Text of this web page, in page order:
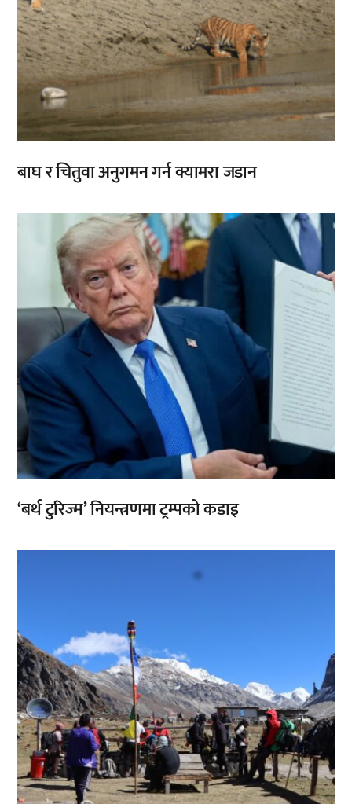
बाघ र चितुवा अनुगमन गर्न क्यामरा जडान
‘बर्थ टुरिज्म’ नियन्त्रणमा ट्रम्पको कडाइ